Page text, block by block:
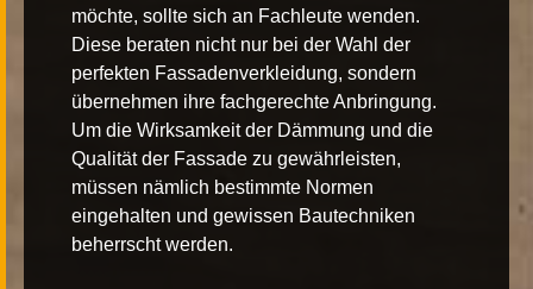
möchte, sollte sich an Fachleute wenden.
Diese beraten nicht nur bei der Wahl der
perfekten Fassadenverkleidung, sondern
übernehmen ihre fachgerechte Anbringung.
Um die Wirksamkeit der Dämmung und die
Qualität der Fassade zu gewährleisten,
müssen nämlich bestimmte Normen
eingehalten und gewissen Bautechniken
beherrscht werden.